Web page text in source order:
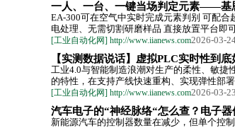
一人、一台、一键当场判定元素——基
EA-300可在空气中实时完成元素判别 可配
电处理、无需切割研磨样品 直接放置平台即
[工业自动化网] http://www.iianews.com2026-03-
【实测数据说话】虚拟PLC实时性到底
工业4.0与智能制造浪潮对生产的柔性、敏捷
的特性，在支持产线快速重构、实现弹性部
[工业自动化网] http://www.iianews.com2026-03-23
汽车电子的“神经脉络“怎么查？电子
新能源汽车的控制器数量在减少，但单个控